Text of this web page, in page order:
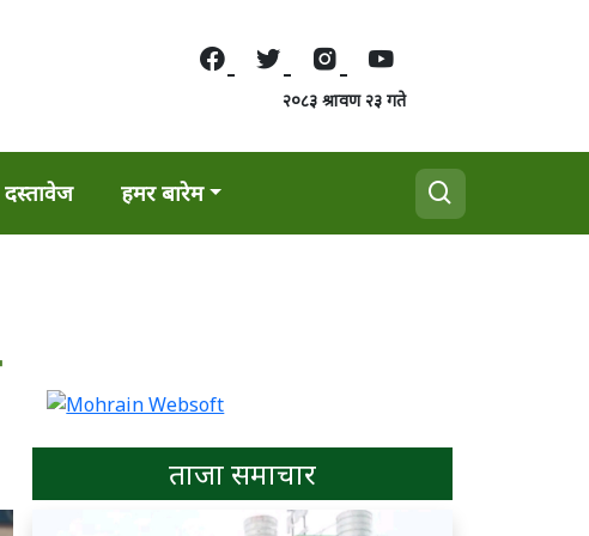
२०८३ श्रावण २३ गते
दस्तावेज हमर बारेम
ताजा समाचार